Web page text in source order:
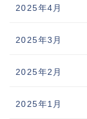
2025年4月
2025年3月
2025年2月
2025年1月